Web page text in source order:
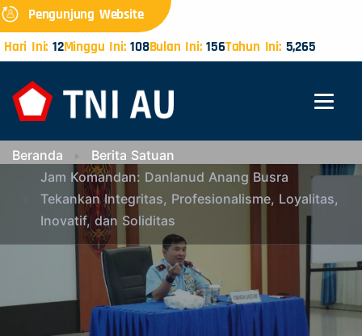
Pengunjung Website
Hari Ini: 12Minggu Ini:108Bulan Ini:156Tahun Ini:5,265
Beranda
Berita Satuan
Jam Komandan: Danlanud Anang Busra
Tekankan Integritas, Profesionalisme, Loyalitas,
Inovatif, dan Soliditas